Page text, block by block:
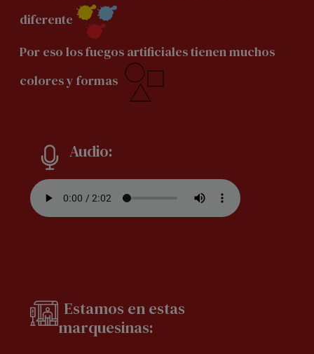
diferente
Por eso los fuegos artificiales tienen muchos
colores y formas
Audio:
Estamos en estas
marquesinas: